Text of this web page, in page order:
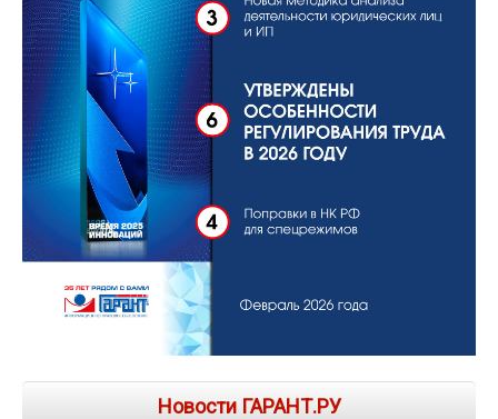
Новости ГАРАНТ.РУ